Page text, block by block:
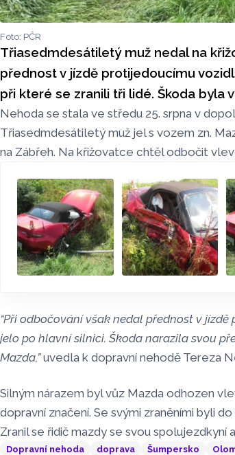
Foto: PČR
Třiasedmdesátiletý muž nedal na
přednost v jízdě protijedoucímu
při které se zranili tři lidé. Škoda byla
Nehoda se stala ve středu 25. srpna v
Třiasedmdesátiletý muž jel s vozem zn.
na Zábřeh. Na křižovatce chtěl odbočit
“Při odbočování však nedal přednost v
jelo po hlavní silnici. Škoda narazila svou
Mazda,”uvedla k dopravní nehodě Tereza
Silným nárazem byl vůz Mazda odhozen
dopravní značení. Se svými zraněními byli
Zranil se řidič mazdy se svou spolujezdkyní
Dopravní nehoda doprava Šumpersko